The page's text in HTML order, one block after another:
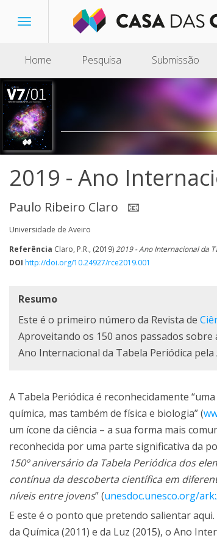
Toggle
Home Pesquisa Submissão
2019 - Ano
Paulo Ribeiro Claro 📧
Universidade de Aveiro
Referência Claro, P.R., (2019)2019 - Ano Internacional da
DOI http://doi.org/10.24927/rce2019.001
Resumo
Este é o primeiro número da Revista de
Aproveitando os 150 anos passados
Ano Internacional da Tabela Periódica pela
A Tabela Periódica é reconhecidamente
química, mas também de física e biologia” (
um ícone da ciência – a sua forma mais
reconhecida por uma parte significativa da
150º aniversário da Tabela Periódica dos
contínua da descoberta científica em
níveis entre jovens” (unesdoc.unesco.org/
E este é o ponto que pretendo salientar
da Química (2011) e da Luz (2015), o Ano